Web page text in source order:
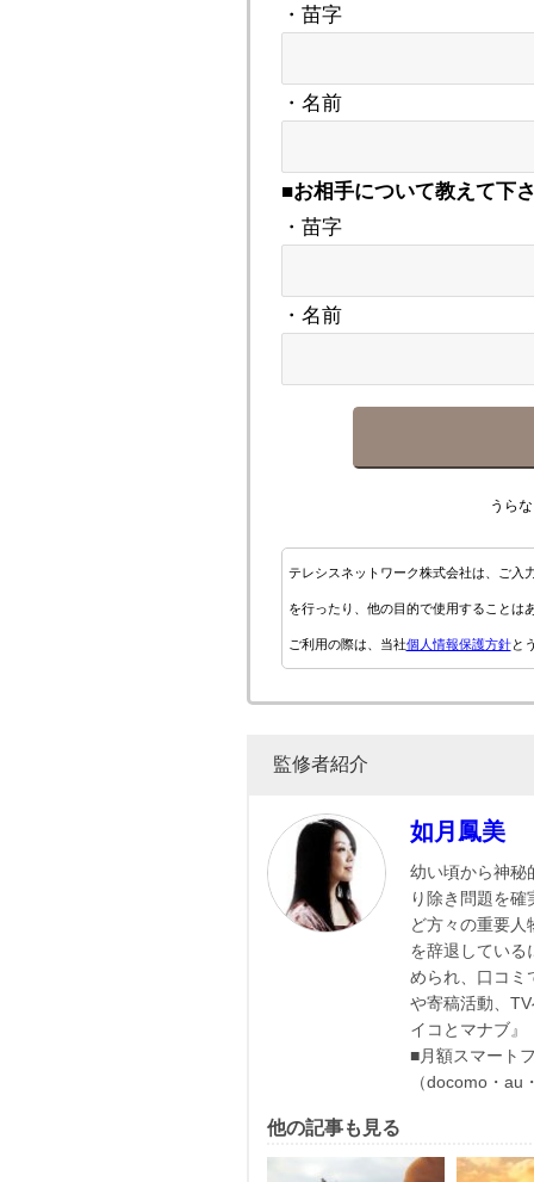
・苗字
・名前
■お相手について教えて下
・苗字
・名前
うら
テレシスネットワーク株式会社は、ご入
を行ったり、他の目的で使用することは
ご利用の際は、当社個人情報保護方針と
監修者紹介
如月鳳美
幼い頃から神秘
り除き問題を
ど方々の重要人
を辞退している
められ、口コミ
や寄稿活動、
イコとマナブ』
■月額スマート
（docomo・au
他の記事も見る